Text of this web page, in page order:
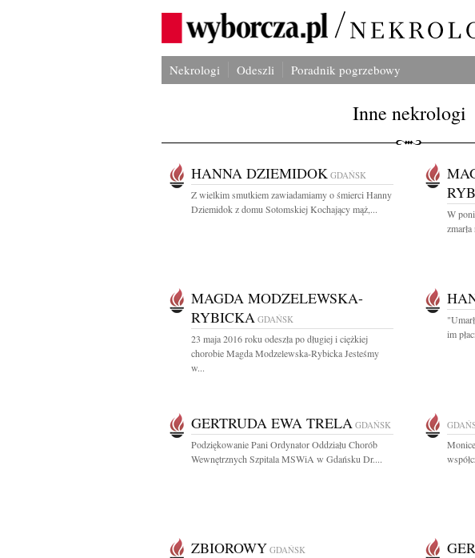
Nekrologi Odeszli Poradnik pogrzebowy
Inne nekrologi
HANNA DZIEMIDOK GDAŃSK
Z wielkim smutkiem zawiadamiamy o śmierci Hanny
Dziemidok z domu Sotomskiej Kochający mąż,...
W
MAGDA MODZELEWSKA-
RYBICKA GDAŃSK
23 maja 2016 roku odeszła po długiej i ciężkiej
chorobie Magda Modzelewska-Rybicka Jesteśmy
w...
im
GERTRUDA EWA TRELA GDAŃSK
Podziękowanie Pani Ordynator Oddziału Chorób
Wewnętrznych Szpitala MSWiA w Gdańsku Dr....
ZBIOROWY GDAŃSK